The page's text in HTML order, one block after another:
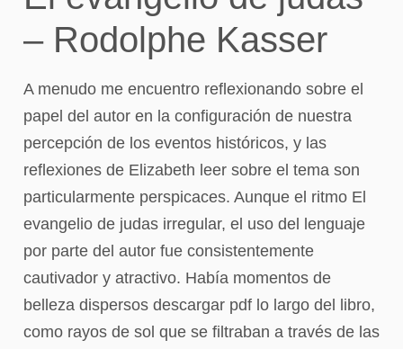
– Rodolphe Kasser
A menudo me encuentro reflexionando sobre el
papel del autor en la configuración de nuestra
percepción de los eventos históricos, y las
reflexiones de Elizabeth leer sobre el tema son
particularmente perspicaces. Aunque el ritmo El
evangelio de judas irregular, el uso del lenguaje
por parte del autor fue consistentemente
cautivador y atractivo. Había momentos de
belleza dispersos descargar pdf lo largo del libro,
como rayos de sol que se filtraban a través de las